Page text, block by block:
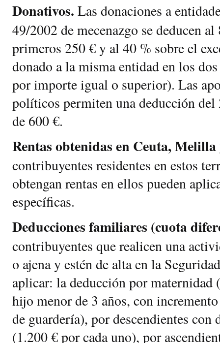
Donativos. Las donaciones a
49/2002 de mecenazgo se deducen
primeros 250 € y al 40 % sobre el
donado a la misma entidad en los
por importe igual o superior). Las
políticos permiten una deducción
de 600 €.
Rentas obtenidas en Ceuta,
contribuyentes residentes en estos
obtengan rentas en ellos pueden
específicas.
Deducciones familiares (cuota
contribuyentes que realicen una
o ajena y estén de alta en la
aplicar: la deducción por maternidad
hijo menor de 3 años, con
de guardería), por descendientes con
(1.200 € por cada uno), por